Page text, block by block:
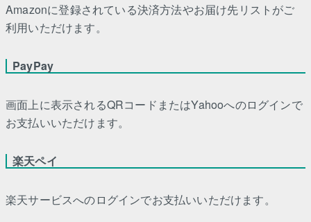
Amazonに登録されている決済方法やお届け先リストがご
利用いただけます。
PayPay
画面上に表示されるQRコードまたはYahooへのログインで
お支払いいただけます。
楽天ペイ
楽天サービスへのログインでお支払いいただけます。